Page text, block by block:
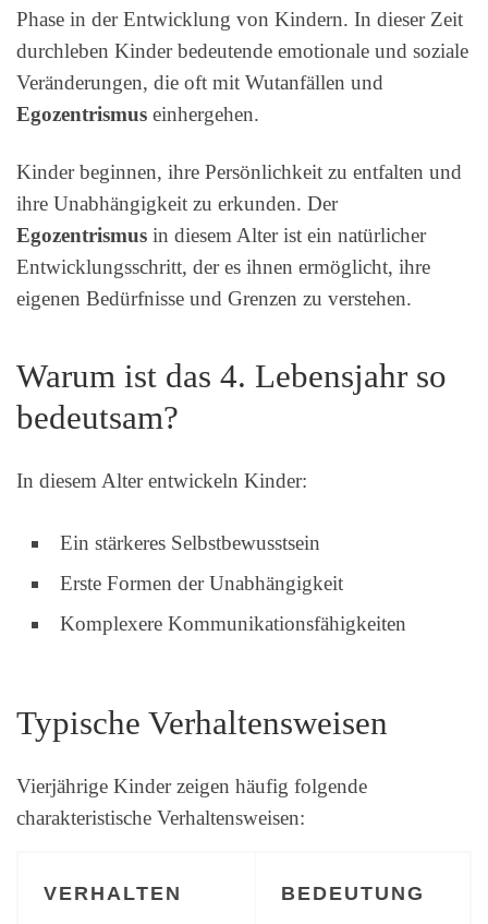
Phase in der Entwicklung von Kindern. In dieser Zeit
durchleben Kinder bedeutende emotionale und soziale
Veränderungen, die oft mit Wutanfällen und
Egozentrismus einhergehen.
Kinder beginnen, ihre Persönlichkeit zu entfalten und
ihre Unabhängigkeit zu erkunden. Der
Egozentrismus in diesem Alter ist ein natürlicher
Entwicklungsschritt, der es ihnen ermöglicht, ihre
eigenen Bedürfnisse und Grenzen zu verstehen.
Warum ist das 4. Lebensjahr so
bedeutsam?
In diesem Alter entwickeln Kinder:
Ein stärkeres Selbstbewusstsein
Erste Formen der Unabhängigkeit
Komplexere Kommunikationsfähigkeiten
Typische Verhaltensweisen
Vierjährige Kinder zeigen häufig folgende
charakteristische Verhaltensweisen:
VERHALTEN BEDEUTUNG